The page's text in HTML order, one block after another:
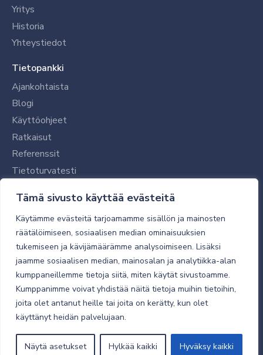
Tämä sivusto käyttää evästeitä
Käytämme evästeitä tarjoamamme sisällön ja mainosten
räätälöimiseen, sosiaalisen median ominaisuuksien
tukemiseen ja kävijämäärämme analysoimiseen. Lisäksi
jaamme sosiaalisen median, mainosalan ja analytiikka-alan
kumppaneillemme tietoja siitä, miten käytät sivustoamme.
Kumppanimme voivat yhdistää näitä tietoja muihin tietoihin,
joita olet antanut heille tai joita on kerätty, kun olet
käyttänyt heidän palvelujaan.
Näytä asetukset Hylkää kaikki Hyväksy kaikki
Yritys
Historia
Yhteystiedot
Tietopankki
Ajankohtaista
Blogi
Käyttöohjeet
Ratkaisut
Referenssit
Tietoturvatesti
Tilaajalle
Toimitustavat ja -kulut
Verkkokaupan yleiset ehdot
Toimitusehdot
Tietosuojaseloste
Tietoturva
© 2026 Micro Magic